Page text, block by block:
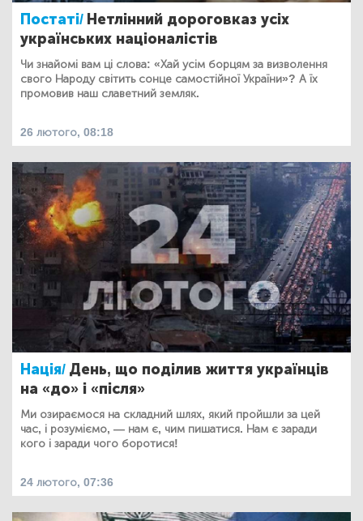
Постаті/ Нетлінний дороговказ усіх
українських націоналістів
Чи знайомі вам ці слова: «Хай усім борцям за визволення
свого Народу світить сонце самостійної України»? А їх
промовив наш славетний земляк.
26 лютого, 08:18
Нація/ День, що поділив життя українців
на «до» і «після»
Ми озираємося на складний шлях, який пройшли за цей
час, і розуміємо, — нам є, чим пишатися. Нам є заради
кого і заради чого боротися!
24 лютого, 07:36